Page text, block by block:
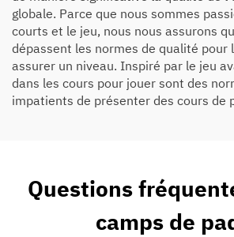
globale. Parce que nous sommes
courts et le jeu, nous nous assurons
dépassent les normes de qualité pour
assurer un niveau. Inspiré par le jeu
dans les cours pour jouer sont des
impatients de présenter des cours de
Questions
camps de